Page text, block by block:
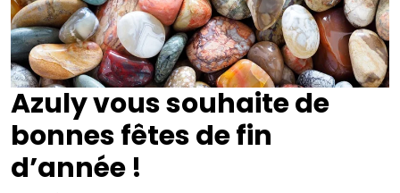
Azuly vous souhaite de
bonnes fêtes de fin
d’année !